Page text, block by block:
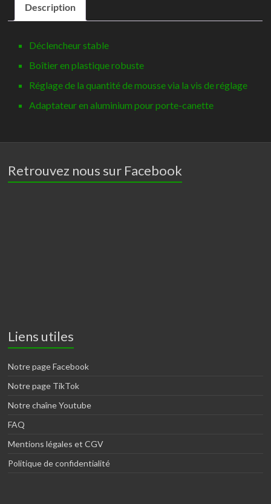
mousse
Description
Déclencheur stable
Boîtier en plastique robuste
Réglage de la quantité de mousse via la vis de réglage
Adaptateur en aluminium pour porte-canette
Retrouvez nous sur Facebook
Liens utiles
Notre page Facebook
Notre page TikTok
Notre chaîne Youtube
FAQ
Mentions légales et CGV
Politique de confidentialité